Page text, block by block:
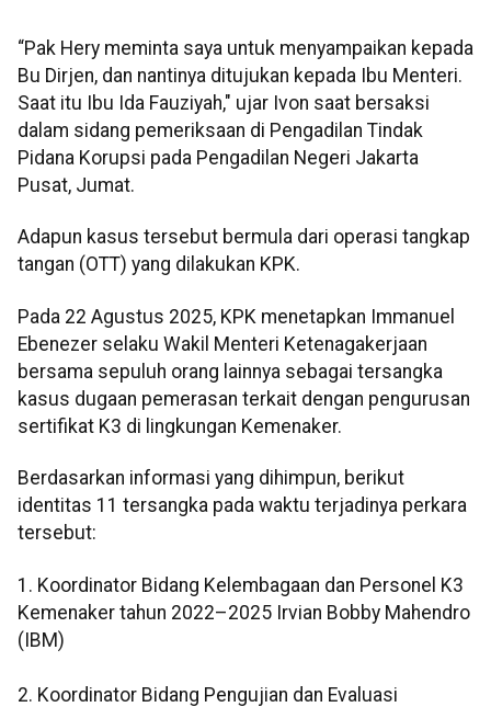
“Pak Hery meminta saya untuk menyampaikan kepada
Bu Dirjen, dan nantinya ditujukan kepada Ibu Menteri.
Saat itu Ibu Ida Fauziyah," ujar Ivon saat bersaksi
dalam sidang pemeriksaan di Pengadilan Tindak
Pidana Korupsi pada Pengadilan Negeri Jakarta
Pusat, Jumat.
Adapun kasus tersebut bermula dari operasi tangkap
tangan (OTT) yang dilakukan KPK.
Pada 22 Agustus 2025, KPK menetapkan Immanuel
Ebenezer selaku Wakil Menteri Ketenagakerjaan
bersama sepuluh orang lainnya sebagai tersangka
kasus dugaan pemerasan terkait dengan pengurusan
sertifikat K3 di lingkungan Kemenaker.
Berdasarkan informasi yang dihimpun, berikut
identitas 11 tersangka pada waktu terjadinya perkara
tersebut:
1. Koordinator Bidang Kelembagaan dan Personel K3
Kemenaker tahun 2022–2025 Irvian Bobby Mahendro
(IBM)
2. Koordinator Bidang Pengujian dan Evaluasi